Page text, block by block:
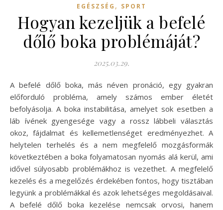
EGÉSZSÉG , SPORT
Hogyan kezeljük a befelé
dőlő boka problémáját?
2025.03.29.
A befelé dőlő boka, más néven pronáció, egy gyakran
előforduló probléma, amely számos ember életét
befolyásolja. A boka instabilitása, amelyet sok esetben a
láb ívének gyengesége vagy a rossz lábbeli választás
okoz, fájdalmat és kellemetlenséget eredményezhet. A
helytelen terhelés és a nem megfelelő mozgásformák
következtében a boka folyamatosan nyomás alá kerül, ami
idővel súlyosabb problémákhoz is vezethet. A megfelelő
kezelés és a megelőzés érdekében fontos, hogy tisztában
legyünk a problémákkal és azok lehetséges megoldásaival.
A befelé dőlő boka kezelése nemcsak orvosi, hanem